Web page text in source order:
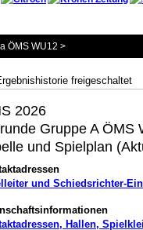
ÖMS WU12 >
freigeschaltet
2026
Gruppe A ÖMS
und Spielplan
und Schiedsrichter-
Hallen,